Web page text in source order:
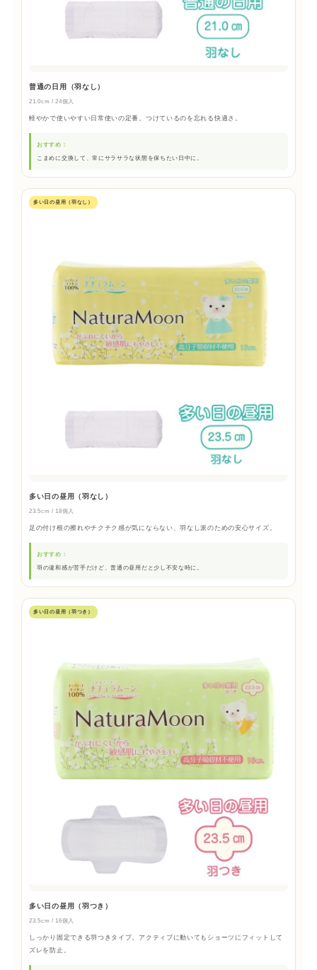
普通の日用（羽なし）
21.0cm / 24個入
軽やかで使いやすい日常使いの定番。つけているのを忘れる快適さ。
おすすめ：
こまめに交換して、常にサラサラな状態を保ちたい日中に。
多い日の昼用（羽なし）
多い日の昼用（羽なし）
23.5cm / 18個入
足の付け根の擦れやチクチク感が気にならない、羽なし派のための安心サイズ。
おすすめ：
羽の違和感が苦手だけど、普通の昼用だと少し不安な時に。
多い日の昼用（羽つき）
多い日の昼用（羽つき）
23.5cm / 16個入
しっかり固定できる羽つきタイプ。アクティブに動いてもショーツにフィットして
ズレを防止。